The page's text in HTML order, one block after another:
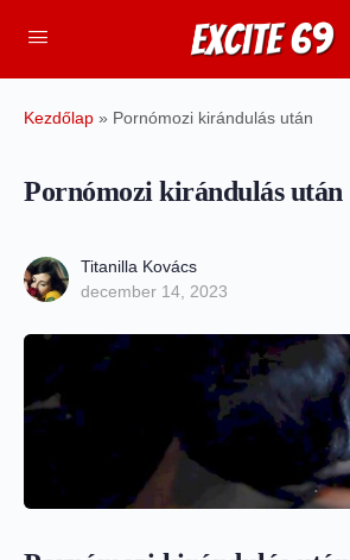
Kezdőlap » Pornómozi kirándulás után
Pornómozi kirándulás után
Titanilla Kovács
december 14, 2023